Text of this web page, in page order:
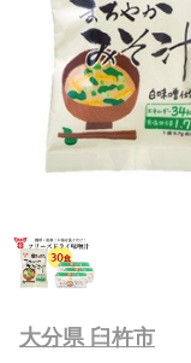
大分県 臼杵市